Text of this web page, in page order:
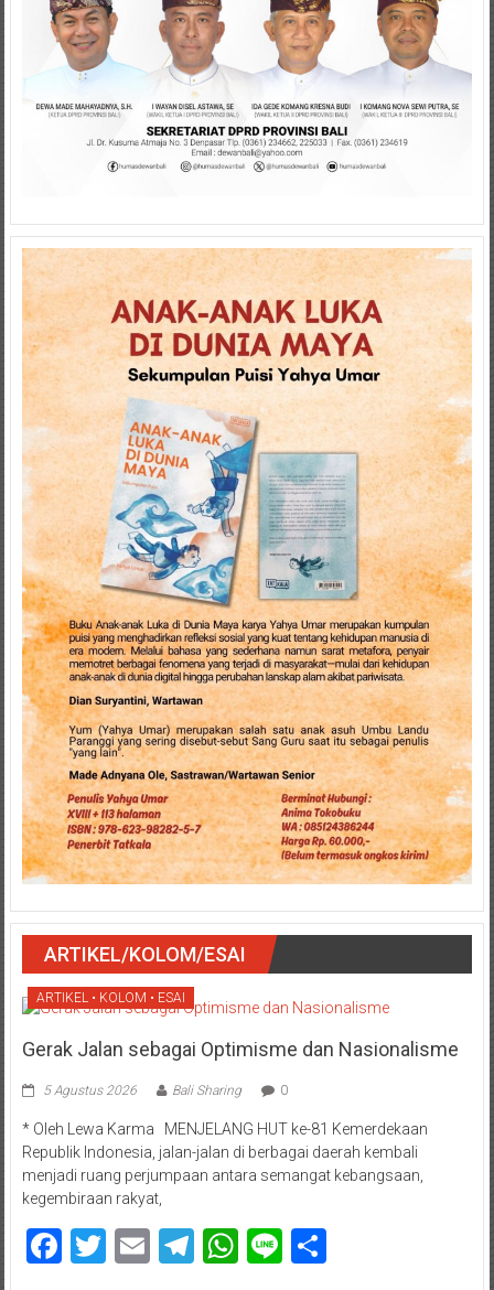
ARTIKEL/KOLOM/ESAI
ARTIKEL • KOLOM • ESAI
Gerak Jalan sebagai Optimisme dan Nasionalisme
5 Agustus 2026 Bali Sharing 0
* Oleh Lewa Karma MENJELANG HUT ke-81 Kemerdekaan
Republik Indonesia, jalan-jalan di berbagai daerah kembali
menjadi ruang perjumpaan antara semangat kebangsaan,
kegembiraan rakyat,
Facebook
Twitter
EmailTelegram
WhatsApp
LineShare